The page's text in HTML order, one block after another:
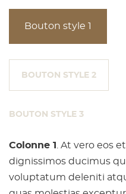
Bouton style 1
BOUTON STYLE 2
BOUTON STYLE 3
Colonne 1
. At vero eos
dignissimos ducimus
voluptatum deleniti